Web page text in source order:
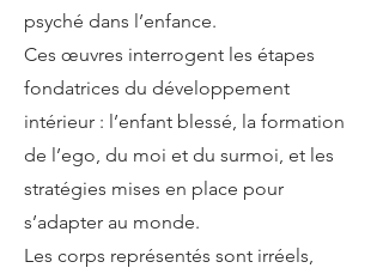
psyché dans l’enfance.
Ces œuvres interrogent les étapes
fondatrices du développement
intérieur : l’enfant blessé, la formation
de l’ego, du moi et du surmoi, et les
stratégies mises en place pour
s’adapter au monde.
Les corps représentés sont irréels,